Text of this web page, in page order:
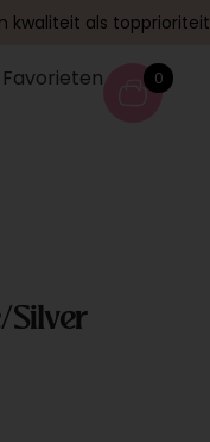
kwaliteit als topprioriteit
Favorieten 0
Silver